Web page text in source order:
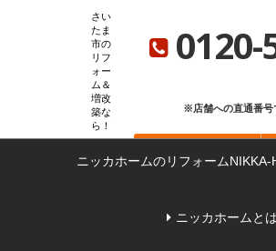
さい
たま
市の
リフ
ォー
ム＆
増改
築な
ら
0120-
※店舗への直通番号
ニッカホームのリフォームNIKKA-
ニッカホームとは